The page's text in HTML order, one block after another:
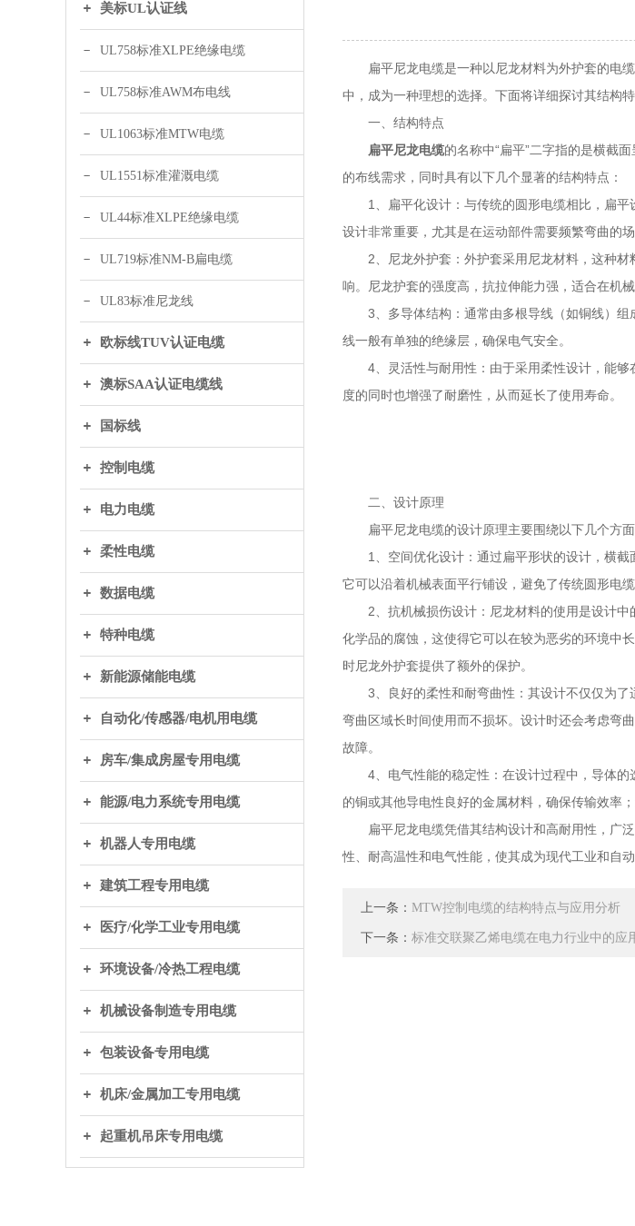
美标UL认证线
UL758标准XLPE绝缘电缆
UL758标准AWM布电线
UL1063标准MTW电缆
UL1551标准灌溉电缆
UL44标准XLPE绝缘电缆
UL719标准NM-B扁电缆
UL83标准尼龙线
欧标线TUV认证电缆
澳标SAA认证电缆线
国标线
控制电缆
电力电缆
柔性电缆
数据电缆
特种电缆
新能源储能电缆
自动化/传感器/电机用电缆
房车/集成房屋专用电缆
能源/电力系统专用电缆
机器人专用电缆
建筑工程专用电缆
医疗/化学工业专用电缆
环境设备/冷热工程电缆
机械设备制造专用电缆
包装设备专用电缆
机床/金属加工专用电缆
起重机吊床专用电缆
扁平尼龙电缆是一种以尼龙材料为外护套的电缆
中，成为一种理想的选择。下面将详细探讨其结构特
一、结构特点
扁平尼龙电缆的名称中“扁平”二字指的是横截
的布线需求，同时具有以下几个显著的结构特点：
1、扁平化设计：与传统的圆形电缆相比，扁平
设计非常重要，尤其是在运动部件需要频繁弯曲的
2、尼龙外护套：外护套采用尼龙材料，这种材
响。尼龙护套的强度高，抗拉伸能力强，适合在机
3、多导体结构：通常由多根导线（如铜线）组
线一般有单独的绝缘层，确保电气安全。
4、灵活性与耐用性：由于采用柔性设计，能够
度的同时也增强了耐磨性，从而延长了使用寿命。
二、设计原理
扁平尼龙电缆的设计原理主要围绕以下几个方面
1、空间优化设计：通过扁平形状的设计，横截
它可以沿着机械表面平行铺设，避免了传统圆形电
2、抗机械损伤设计：尼龙材料的使用是设计中
化学品的腐蚀，这使得它可以在较为恶劣的环境中
时尼龙外护套提供了额外的保护。
3、良好的柔性和耐弯曲性：其设计不仅仅为了
弯曲区域长时间使用而不损坏。设计时还会考虑弯
故障。
4、电气性能的稳定性：在设计过程中，导体的
的铜或其他导电性良好的金属材料，确保传输效率
扁平尼龙电缆凭借其结构设计和高耐用性，广泛
性、耐高温性和电气性能，使其成为现代工业和自
上一条： MTW控制电缆的结构特点与应用分析
下一条： 标准交联聚乙烯电缆在电力行业中的应